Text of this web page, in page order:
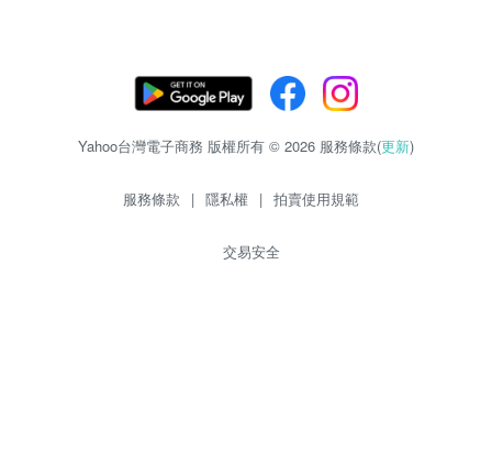
Yahoo台灣電子商務 版權所有 © 2026 服務條款(更新)
服務條款 | 隱私權 | 拍賣使用規範
交易安全